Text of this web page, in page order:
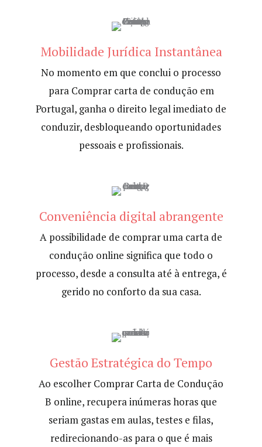
Mobilidade Jurídica Instantânea
No momento em que conclui o processo
para Comprar carta de condução em
Portugal, ganha o direito legal imediato de
conduzir, desbloqueando oportunidades
pessoais e profissionais.
Conveniência digital abrangente
A possibilidade de comprar uma carta de
condução online significa que todo o
processo, desde a consulta até à entrega, é
gerido no conforto da sua casa.
Gestão Estratégica do Tempo
Ao escolher Comprar Carta de Condução
B online, recupera inúmeras horas que
seriam gastas em aulas, testes e filas,
redirecionando-as para o que é mais